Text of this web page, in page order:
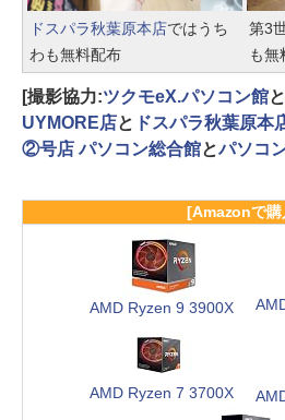
ドスパラ秋葉原本店ではうち
わも無料配布
第3
も無
[撮影協力:ツクモeX.パソコン館と
UYMORE店と ドスパラ秋葉原本
②号店 パソコン総合館とパソコ
[Amazonで購
AMD Ryzen 9 3900X
AMD Ryzen 7 3700X